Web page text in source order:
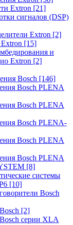
Extron [21]
сигналов (DSP)
Extron [2]
[15]
и
Extron [2]
Bosch [146]
Bosch PLENA
Bosch PLENA
Bosch PLENA-
Bosch PLENA
Bosch PLENA
[8]
системы
[10]
Bosch
[2]
серии XLA